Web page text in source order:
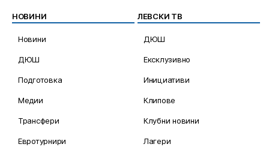
НОВИНИ
Новини
ДЮШ
Подготовка
Медии
Трансфери
Евротурнири
ЛЕВСКИ ТВ
ДЮШ
Ексклузивно
Инициативи
Клипове
Клубни новини
Лагери